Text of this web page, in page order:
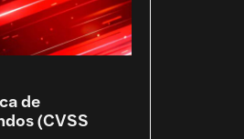
de
(CVSS